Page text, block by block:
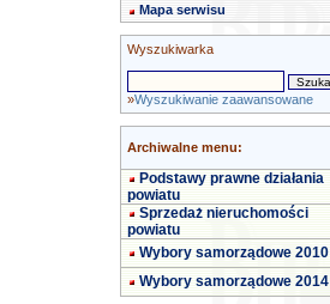
Mapa serwisu
Wyszukiwarka
»Wyszukiwanie zaawansowane
Archiwalne menu:
Podstawy prawne działania
powiatu
Sprzedaż nieruchomości
powiatu
Wybory samorządowe 2010
Wybory samorządowe 2014